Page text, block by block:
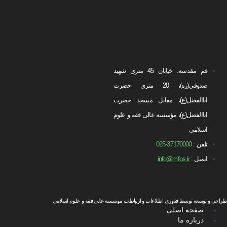
قم مقدسه، خیابان 45 متری شهید
صدوقی(ره)، 20 متری حضرت
اباالفضل(ع)، مقابل مسجد حضرت
اباالفضل(ع)، مؤسسه عالی فقه و علوم
اسلامی
تلفن : 37170000-025
ایمیل : info@mfos.ir
طراحی و توسعه توسط فناوری اطلاعات و ارتباطات موسسه عالی فقه و علوم اسلامی
صفحه اصلی
درباره ما